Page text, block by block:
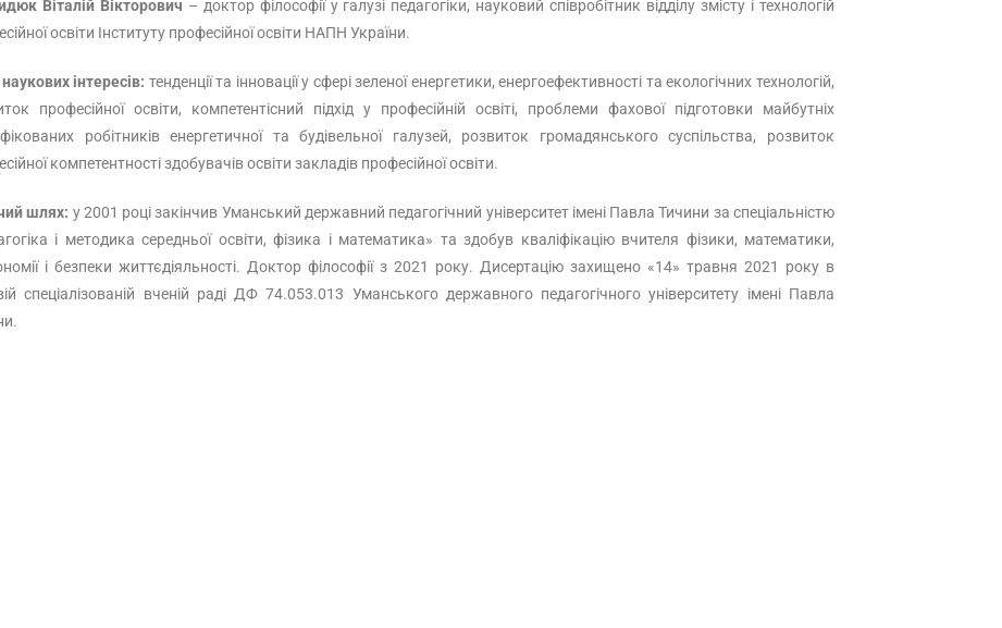
Віталій Вікторович – доктор філософії у галузі педагогіки, науковий співробітник відділу змісту і технологій
освіти Інституту професійної освіти НАПН України.
інтересів: тенденції та інновації у сфері зеленої енергетики, енергоефективності та екологічних технологій,
професійної освіти, компетентісний підхід у професійній освіті, проблеми фахової підготовки майбутніх
робітників енергетичної та будівельної галузей, розвиток громадянського суспільства, розвиток
компетентності здобувачів освіти закладів професійної освіти.
шлях: у 2001 році закінчив Уманський державний педагогічний університет імені Павла Тичини за спеціальністю
і методика середньої освіти, фізика і математика» та здобув кваліфікацію вчителя фізики, математики,
і безпеки життєдіяльності. Доктор філософії з 2021 року. Дисертацію захищено «14» травня 2021 року в
спеціалізованій вченій раді ДФ 74.053.013 Уманського державного педагогічного університету імені Павла